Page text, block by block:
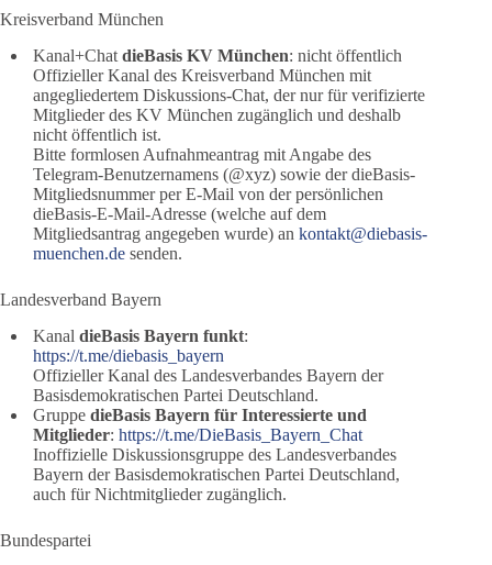
Kreisverband München
Kanal+ChatdieBasis KV München: nicht öffentlich
Offizieller Kanal des Kreisverband München mit
angegliedertem Diskussions-Chat, der nur für verifizierte
Mitglieder des KV München zugänglich und deshalb
nicht öffentlich ist.
Bitte formlosen Aufnahmeantrag mit Angabe des
Telegram-Benutzernamens (@xyz) sowie der dieBasis-
Mitgliedsnummer per E-Mail von der persönlichen
dieBasis-E-Mail-Adresse (welche auf dem
Mitgliedsantrag angegeben wurde) ankontakt@diebasis-
muenchen.de senden.
Landesverband Bayern
KanaldieBasis Bayern funkt:
https://t.me/diebasis_bayern
Offizieller Kanal des Landesverbandes Bayern der
Basisdemokratischen Partei Deutschland.
GruppedieBasis Bayern für Interessierte und
Mitglieder:https://t.me/DieBasis_Bayern_Chat
Inoffizielle Diskussionsgruppe des Landesverbandes
Bayern der Basisdemokratischen Partei Deutschland,
auch für Nichtmitglieder zugänglich.
Bundespartei